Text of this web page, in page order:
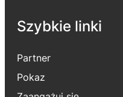
Szybkie linki
Partner
Pokaz